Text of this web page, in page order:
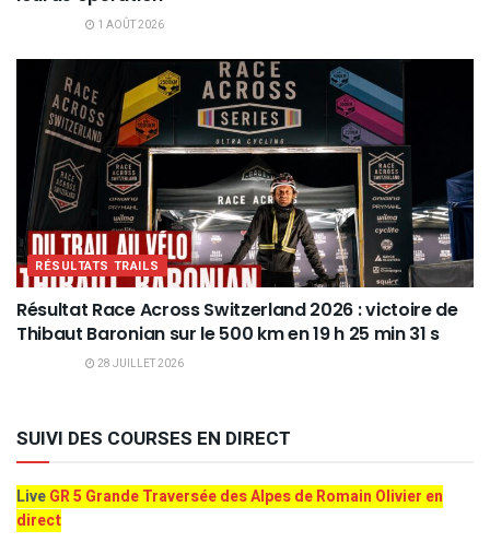
1 AOÛT 2026
RÉSULTATS TRAILS
Résultat Race Across Switzerland 2026 : victoire de
Thibaut Baronian sur le 500 km en 19 h 25 min 31 s
28 JUILLET 2026
SUIVI DES COURSES EN DIRECT
LiveGR 5 Grande Traversée des Alpes de Romain Olivier en
direct